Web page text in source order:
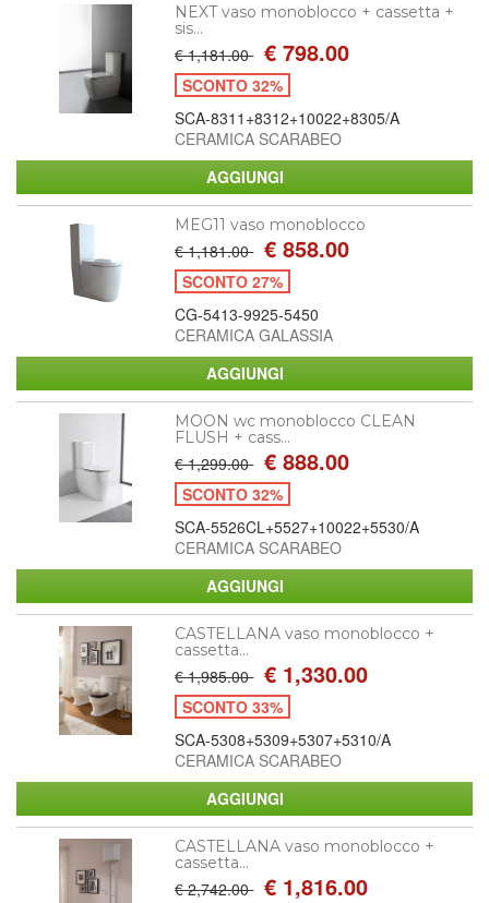
NEXT vaso monoblocco + cassetta +
sis...
€ 1,181.00 € 798.00
SCONTO 32%
SCA-8311+8312+10022+8305/A
CERAMICA SCARABEO
MEG11 vaso monoblocco
€ 1,181.00 € 858.00
SCONTO 27%
CG-5413-9925-5450
CERAMICA GALASSIA
MOON wc monoblocco CLEAN
FLUSH + cass...
€ 1,299.00 € 888.00
SCONTO 32%
SCA-5526CL+5527+10022+5530/A
CERAMICA SCARABEO
CASTELLANA vaso monoblocco +
cassetta...
€ 1,985.00 € 1,330.00
SCONTO 33%
SCA-5308+5309+5307+5310/A
CERAMICA SCARABEO
CASTELLANA vaso monoblocco +
cassetta...
€ 2,742.00 € 1,816.00